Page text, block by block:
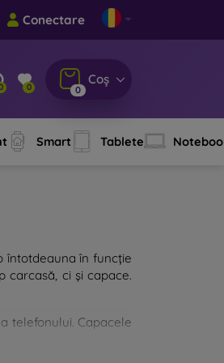
Conectare
0 0
Coș
Smart Tablete
întotdeauna în funcție
carcasă, ci și capace.
telefonului. Capacele